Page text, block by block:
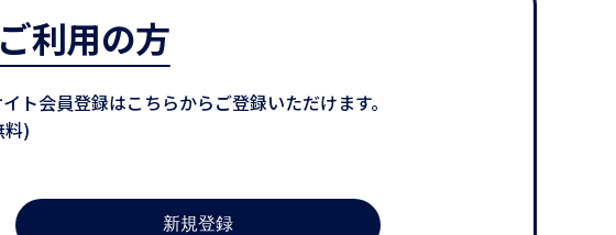
利用の方
ト会員登録はこちらからご登録いただけます。
料)
新規登録